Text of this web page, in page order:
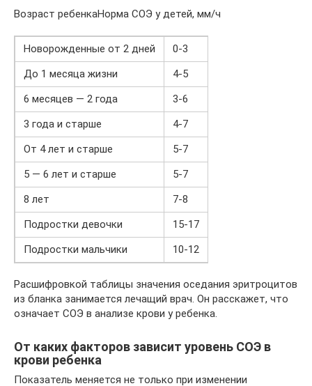
Возраст ребенкаНорма СОЭ у детей, мм/ч
Новорожденные от 2 дней
0-3
До 1 месяца жизни
4-5
6 месяцев — 2 года
3-6
3 года и старше
4-7
От 4 лет и старше
5-7
5 — 6 лет и старше
5-7
8 лет
7-8
Подростки девочки
15-17
Подростки мальчики
10-12
Расшифровкой таблицы значения оседания эритроцитов
из бланка занимается лечащий врач. Он расскажет, что
означает СОЭ в анализе крови у ребенка.
От каких факторов зависит уровень СОЭ в
крови ребенка
Показатель меняется не только при изменении